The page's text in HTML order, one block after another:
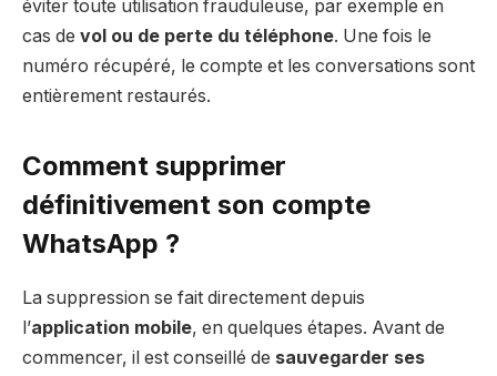
éviter toute utilisation frauduleuse, par exemple en
cas de vol ou de perte du téléphone. Une fois le
numéro récupéré, le compte et les conversations sont
entièrement restaurés.
Comment supprimer
définitivement son compte
WhatsApp ?
La suppression se fait directement depuis
l’application mobile, en quelques étapes. Avant de
commencer, il est conseillé de sauvegarder ses